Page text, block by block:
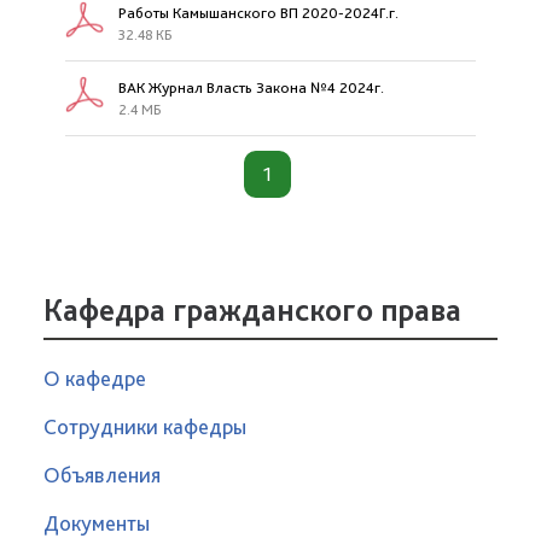
Работы Камышанского ВП 2020-2024Г.г.
32.48 КБ
ВАК Журнал Власть Закона №4 2024г.
2.4 МБ
1
Кафедра гражданского права
О кафедре
Сотрудники кафедры
Объявления
Документы